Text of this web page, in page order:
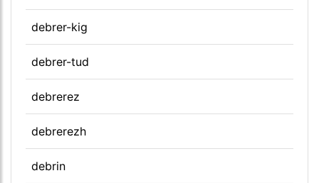
debrer-kig
debrer-tud
debrerez
debrerezh
debrin